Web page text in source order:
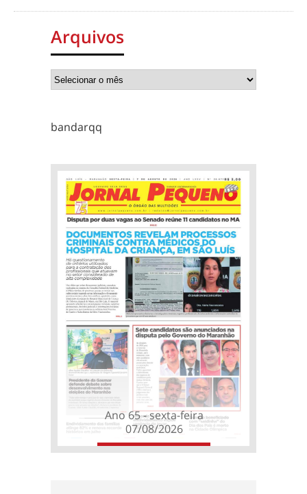
Arquivos
bandarqq
Ano 65 - sexta-feira
07/08/2026